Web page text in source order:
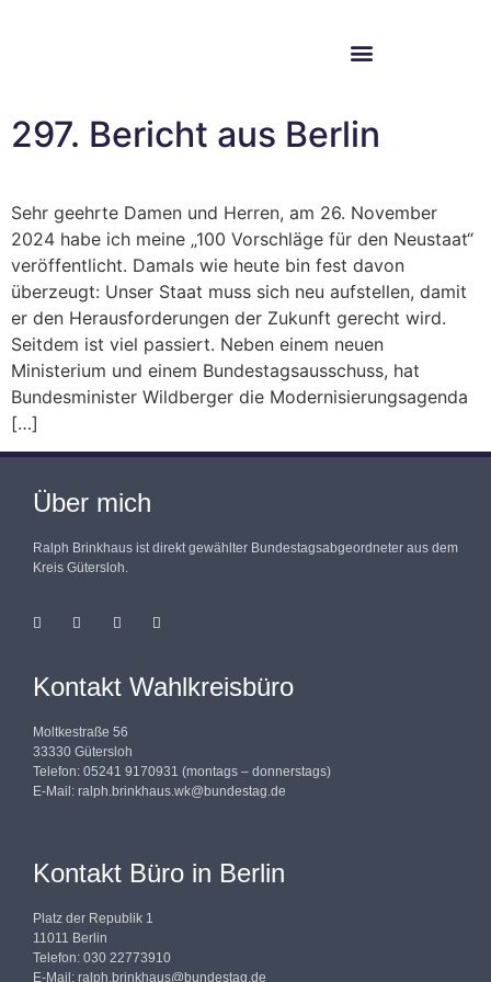
297. Bericht aus Berlin
Sehr geehrte Damen und Herren, am 26. November
2024 habe ich meine „100 Vorschläge für den Neustaat“
veröffentlicht. Damals wie heute bin fest davon
überzeugt: Unser Staat muss sich neu aufstellen, damit
er den Herausforderungen der Zukunft gerecht wird.
Seitdem ist viel passiert. Neben einem neuen
Ministerium und einem Bundestagsausschuss, hat
Bundesminister Wildberger die Modernisierungsagenda
[…]
Über mich
Ralph Brinkhaus ist direkt gewählter Bundestagsabgeordneter aus dem
Kreis Gütersloh.
Kontakt Wahlkreisbüro
Moltkestraße 56
33330 Gütersloh
Telefon: 05241 9170931 (montags – donnerstags)
E-Mail: ralph.brinkhaus.wk@bundestag.de
Kontakt Büro in Berlin
Platz der Republik 1
11011 Berlin
Telefon: 030 22773910
E-Mail: ralph.brinkhaus@bundestag.de